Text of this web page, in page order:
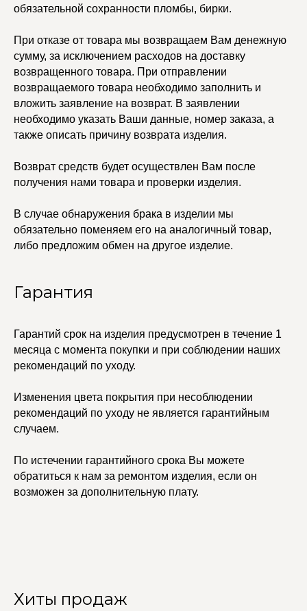
обязательной сохранности пломбы, бирки.
При отказе от товара мы возвращаем Вам денежную
сумму, за исключением расходов на доставку
возвращенного товара. При отправлении
возвращаемого товара необходимо заполнить и
вложить заявление на возврат. В заявлении
необходимо указать Ваши данные, номер заказа, а
также описать причину возврата изделия.
Возврат средств будет осуществлен Вам после
получения нами товара и проверки изделия.
В случае обнаружения брака в изделии мы
обязательно поменяем его на аналогичный товар,
либо предложим обмен на другое изделие.
Гарантия
Гарантий срок на изделия предусмотрен в течение 1
месяца с момента покупки и при соблюдении наших
рекомендаций по уходу.
Изменения цвета покрытия при несоблюдении
рекомендаций по уходу не является гарантийным
случаем.
По истечении гарантийного срока Вы можете
обратиться к нам за ремонтом изделия, если он
возможен за дополнительную плату.
Хиты продаж
© 2021-2025 Edalinjewelry. Все права защищены.
что по любви